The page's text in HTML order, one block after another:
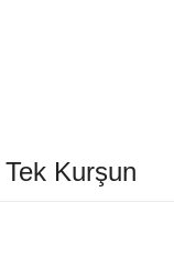
Kurşun